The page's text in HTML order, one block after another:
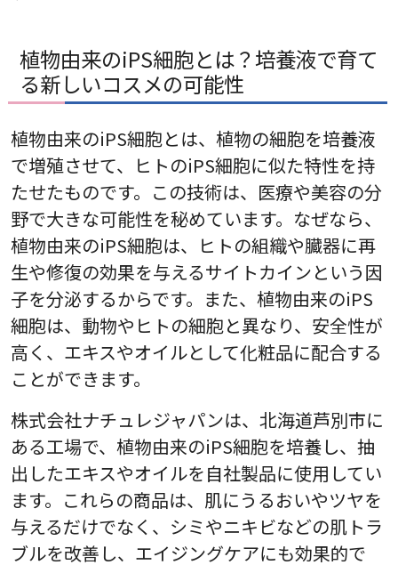
植物由来のiPS細胞とは？培養液で育て
る新しいコスメの可能性
植物由来のiPS細胞とは、植物の細胞を培養液
で増殖させて、ヒトのiPS細胞に似た特性を持
たせたものです。この技術は、医療や美容の分
野で大きな可能性を秘めています。なぜなら、
植物由来のiPS細胞は、ヒトの組織や臓器に再
生や修復の効果を与えるサイトカインという因
子を分泌するからです。また、植物由来のiPS
細胞は、動物やヒトの細胞と異なり、安全性が
高く、エキスやオイルとして化粧品に配合する
ことができます。
株式会社ナチュレジャパンは、北海道芦別市に
ある工場で、植物由来のiPS細胞を培養し、抽
出したエキスやオイルを自社製品に使用してい
ます。これらの商品は、肌にうるおいやツヤを
与えるだけでなく、シミやニキビなどの肌トラ
ブルを改善し、エイジングケアにも効果的で